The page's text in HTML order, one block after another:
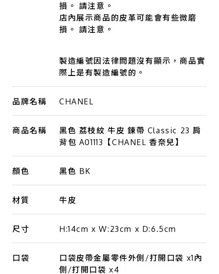
損。 請注意。
店內展示商品的皮革可能會有些微磨
損。 請注意。
製造編號因法律問題沒有顯示，商品實
際上是有製造編號的。
品牌名稱 CHANEL
商品名稱
黑色 荔枝紋 牛皮 鍊帶 Classic 23 肩
背包 A01113【CHANEL 香奈兒】
顏色 黑色 BK
材質 牛皮
尺寸 H:14cm x W:23cm x D:6.5cm
口袋
口袋皮帶金屬零件外側/打開口袋 x1內
側/打開口袋 x4